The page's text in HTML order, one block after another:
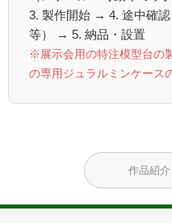
3. 製作開始 → 4. 途中確
等） → 5. 納品・設置
※展示会用の特注模型台の
の専用ジュラルミンケース
作品紹